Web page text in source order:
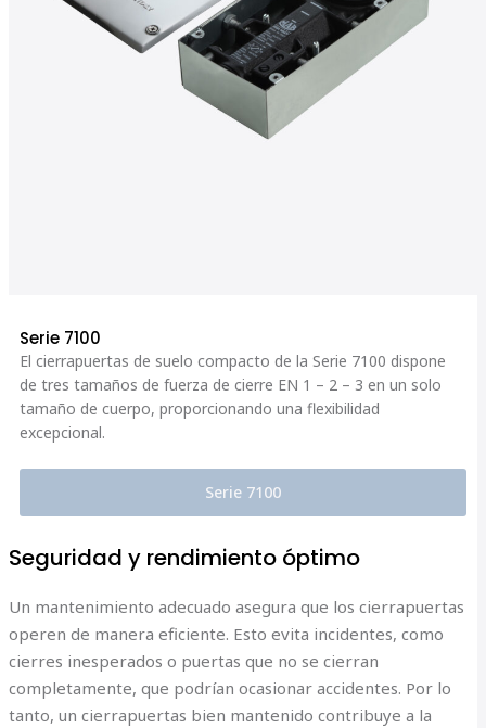
Serie 7100
El cierrapuertas de suelo compacto de la Serie 7100 dispone
de tres tamaños de fuerza de cierre EN 1 – 2 – 3 en un solo
tamaño de cuerpo, proporcionando una flexibilidad
excepcional.
Serie 7100
Seguridad y rendimiento óptimo
Un mantenimiento adecuado asegura que los cierrapuertas
operen de manera eficiente. Esto evita incidentes, como
cierres inesperados o puertas que no se cierran
completamente, que podrían ocasionar accidentes. Por lo
tanto, un cierrapuertas bien mantenido contribuye a la